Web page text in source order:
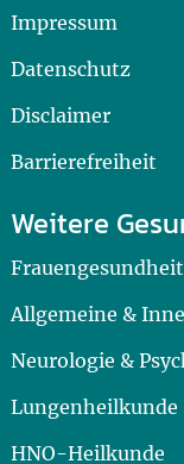
Impressum
Datenschutz
Disclaimer
Barrierefreiheit
Weitere
Frauengesundheit
Allgemeine &
Neurologie &
Lungenheilkunde
HNO-Heilkunde